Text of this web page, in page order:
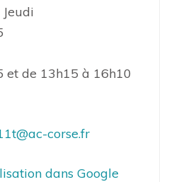
et de 13h15 à 16h10
corse.fr
dans Google